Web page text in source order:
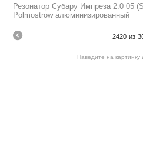
Резонатор Субару Импреза 2.0 05
Polmostrow алюминизированный
2420 из
Наведите на картинку